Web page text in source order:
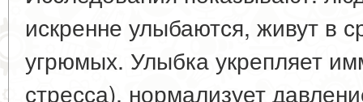
искренне улыбаются, живут в
угрюмых. Улыбка укрепляет
стресса), нормализует